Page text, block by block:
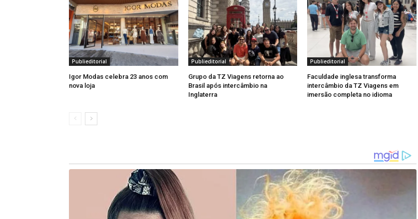
exclusivas”, destacou.
Entre os destaques do percurso está a cidade de Sedona, no Arizona, conhecida
Publieditorial
Igor Modas celebra 23 anos com
nova loja
Publieditorial
Grupo da TZ Viagens retorna ao
Brasil após intercâmbio na
Inglaterra
Publieditorial
Faculdade inglesa transforma
intercâmbio da TZ Viagens em
imersão completa no idioma